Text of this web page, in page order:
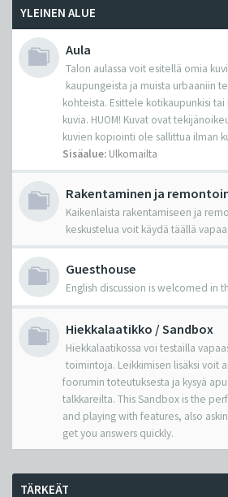
YLEINEN ALUE
Aula
Talon aulassa voit esitellä omia
kaupungeista ja muista urbaaniin
kohteista. Esittele kotikaupunkisi
kuvia. HUOM! Kuvat ovat
kuvien kopiointi ole sallittua ilman
Sisäalue: Ulkomailta
Rakentaminen ja
Kaikenlaista rakentamiseen ja
keskustelua voit käydä täällä
Guesthouse
English discussion is welcomed in
Hiekkalaatikko / Sandbox
Hiekkalaatikossa voi testailla
toimintoja. Leikkimisen lisäksi voit
foorumin toteutuksesta ja kysyä
talkkareilta. This Sandbox is the
and playing with features, also
get you answers quickly.
TÄRKEÄT